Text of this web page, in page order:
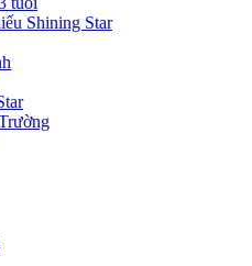
Shining Star